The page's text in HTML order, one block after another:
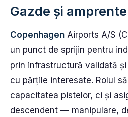
Gazde și
Copenhagen Airports A/S
un punct de sprijin pentru
prin infrastructură validată
cu părțile interesate. Rolul
capacitatea pistelor, ci și
descendent — manipulare,